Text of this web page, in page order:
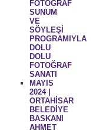
FOTOĞRAF
SUNUM
VE
SÖYLEŞİ
PROGRAMIYLA
DOLU
DOLU
FOTOĞRAF
SANATI
MAYIS
2024 |
ORTAHİSAR
BELEDİYE
BASKANI
AHMET